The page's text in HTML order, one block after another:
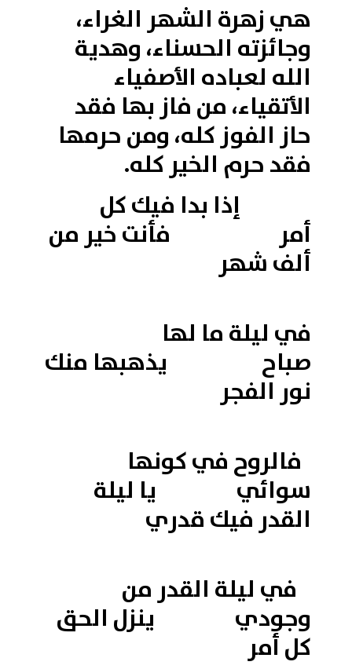
هي زهرة الشهر الغراء،
وجائزته الحسناء، وهدية
الله لعباده الأصفياء
الأتقياء، من فاز بها فقد
حاز الفوز كله، ومن حرمها
فقد حرم الخير كله.
إذا بدا فيك كل
أمر فأنت خير من
ألف شهر
في ليلة ما لها
صباح يذهبها منك
نور الفجر
فالروح في كونها
سوائي يا ليلة
القدر فيك قدري
في ليلة القدر من
وجودي ينزل الحق
كل أمر